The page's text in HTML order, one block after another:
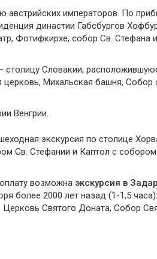
австрийских императоров. По
династии Габсбургов
Фотифкирхе, собор Св. Стефана
столицу Словакии,
церковь, Михальская башня, Собор
Венгрии.
экскурсия по столице
Св. Стефании и Каптол с
возможна экскурсия в Задар
более 2000 лет назад (1-1,5 часа):
Святого Доната, Собор